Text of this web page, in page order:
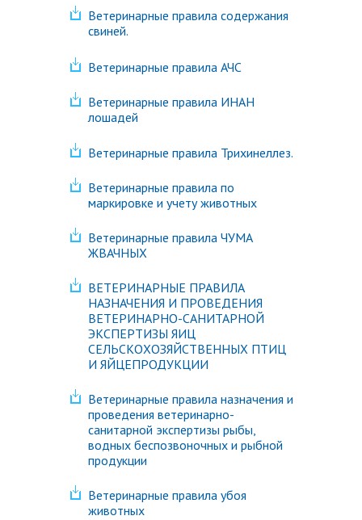
Ветеринарные правила содержания
свиней.
Ветеринарные правила АЧС
Ветеринарные правила ИНАН
лошадей
Ветеринарные правила Трихинеллез.
Ветеринарные правила по
маркировке и учету животных
Ветеринарные правила ЧУМА
ЖВАЧНЫХ
ВЕТЕРИНАРНЫЕ ПРАВИЛА
НАЗНАЧЕНИЯ И ПРОВЕДЕНИЯ
ВЕТЕРИНАРНО-САНИТАРНОЙ
ЭКСПЕРТИЗЫ ЯИЦ
СЕЛЬСКОХОЗЯЙСТВЕННЫХ ПТИЦ
И ЯЙЦЕПРОДУКЦИИ
Ветеринарные правила назначения и
проведения ветеринарно-
санитарной экспертизы рыбы,
водных беспозвоночных и рыбной
продукции
Ветеринарные правила убоя
животных